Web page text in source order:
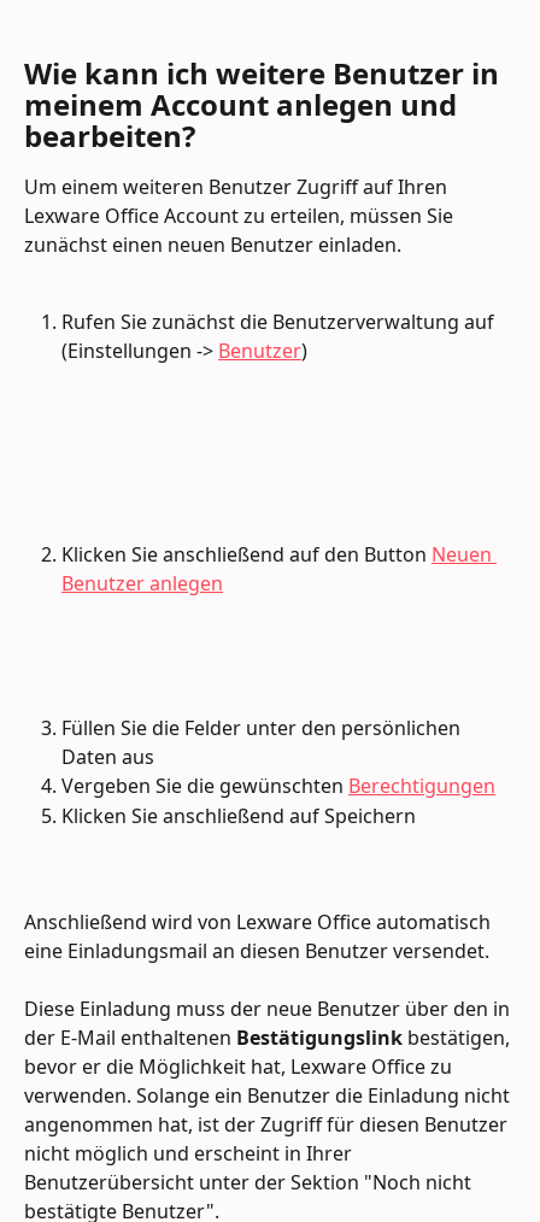
Wie kann ich weitere Benutzer in
meinem Account anlegen und
bearbeiten?
Um einem weiteren Benutzer Zugriff auf Ihren
Lexware Office Account zu erteilen, müssen Sie
zunächst einen neuen Benutzer einladen.
Rufen Sie zunächst die Benutzerverwaltung auf
(Einstellungen -> Benutzer)
Klicken Sie anschließend auf den Button Neuen
Benutzer anlegen
Füllen Sie die Felder unter den persönlichen
Daten aus
Vergeben Sie die gewünschten Berechtigungen
Klicken Sie anschließend auf Speichern
Anschließend wird von Lexware Office automatisch
eine Einladungsmail an diesen Benutzer versendet.
Diese Einladung muss der neue Benutzer über den in
der E-Mail enthaltenen Bestätigungslink bestätigen,
bevor er die Möglichkeit hat, Lexware Office zu
verwenden. Solange ein Benutzer die Einladung nicht
angenommen hat, ist der Zugriff für diesen Benutzer
nicht möglich und erscheint in Ihrer
Benutzerübersicht unter der Sektion "Noch nicht
bestätigte Benutzer".